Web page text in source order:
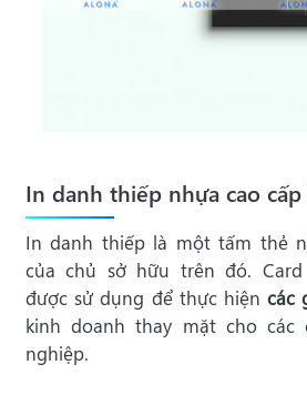
In danh thiếp nhựa cao
In danh thiếp là một tấm thẻ
của chủ sở hữu trên đó.
được sử dụng để thực hiệncác
kinh doanh thay mặt cho các
nghiệp.